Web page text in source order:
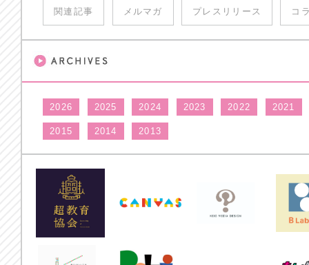
関連記事 メルマガ プレスリリース コ
2026 2025 2024 2023 2022 2021
2015 2014 2013